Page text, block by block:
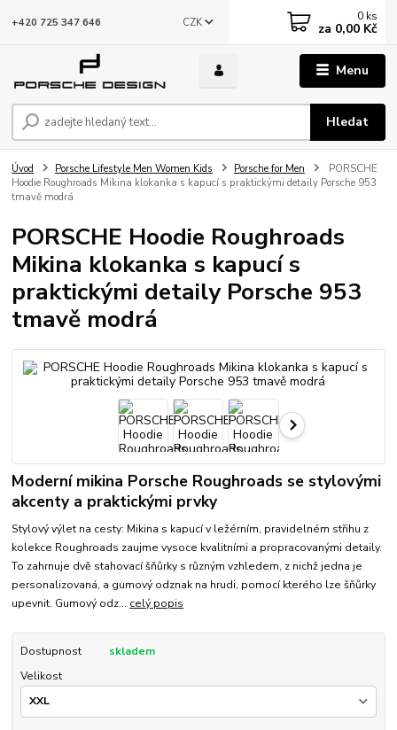
Menu
CZK
Hledat
+420 725 347 646 0 ks
za 0,00 Kč
Úvod Porsche Lifestyle Men Women Kids Porsche for Men
PORSCHE
Hoodie Roughroads Mikina klokanka s kapucí s praktickými detaily Porsche 953
tmavě modrá
PORSCHE Hoodie Roughroads
Mikina klokanka s kapucí s
praktickými detaily Porsche 953
tmavě modrá
Moderní mikina Porsche Roughroads se stylovými
akcenty a praktickými prvky
Stylový výlet na cesty: Mikina s kapucí v ležérním, pravidelném střihu z
kolekce Roughroads zaujme vysoce kvalitními a propracovanými detaily.
To zahrnuje dvě stahovací šňůrky s různým vzhledem, z nichž jedna je
personalizovaná, a gumový odznak na hrudi, pomocí kterého lze šňůrky
upevnit. Gumový odz... celý popis
Dostupnost
skladem
Velikost